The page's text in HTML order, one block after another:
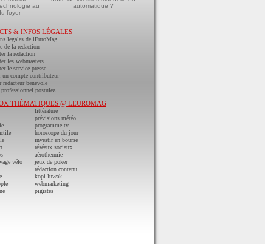
au
foyer
automatique ?
& INFOS LÉGALES
legales de lEuroMag
de la redaction
la redaction
les webmasters
le service presse
un compte contributeur
redacteur benevole
postulez
THÉMATIQUES @ LEUROMAG
vélo
littérature
prévisions météo
programme tv
horoscope du jour
investir en bourse
réséaux sociaux
aérothermie
jeux de poker
rédaction contenu
kopi luwak
webmarketing
pigistes